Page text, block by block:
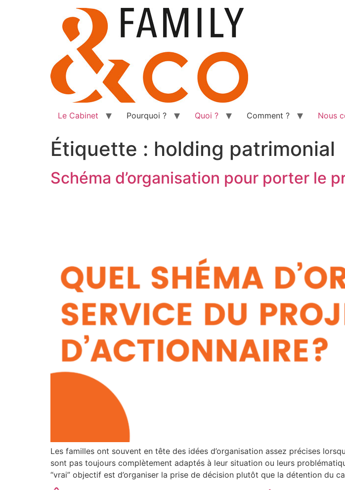
Le Cabinet Pourquoi ? Quoi ? Comment ? Nous
Étiquette : holding patrimonial
Schéma d’organisation pour porter le
Les familles ont souvent en tête des idées d’organisation assez précises
sont pas toujours complètement adaptés à leur situation ou leurs
“vrai” objectif est d’organiser la prise de décision plutôt que la détention du